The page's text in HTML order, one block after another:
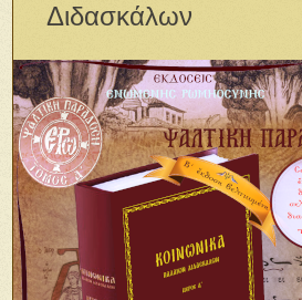
Διδασκάλων